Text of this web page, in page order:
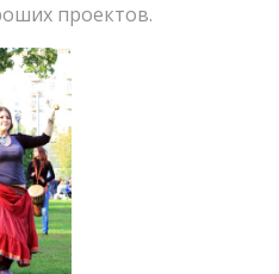
проектов.